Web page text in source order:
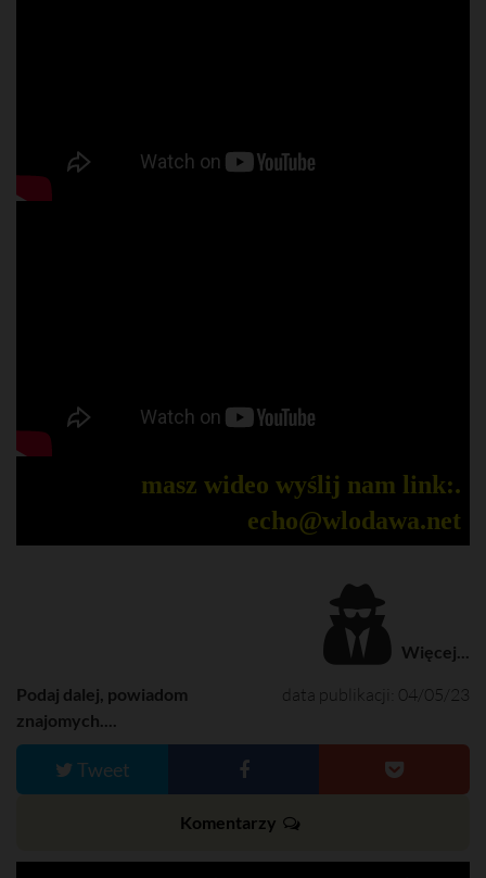
masz wideo wyślij nam link:.
echo@wlodawa.net
Więcej...
data publikacji: 04/05/23
Podaj dalej, powiadom
znajomych....
Tweet
Komentarzy